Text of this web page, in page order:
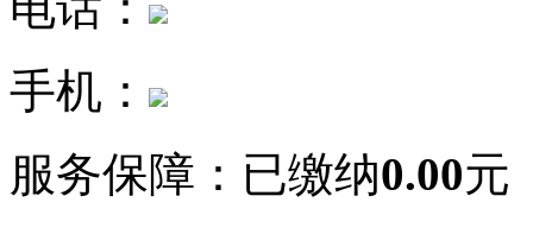
手机：
服务保障： 已缴纳0.00元